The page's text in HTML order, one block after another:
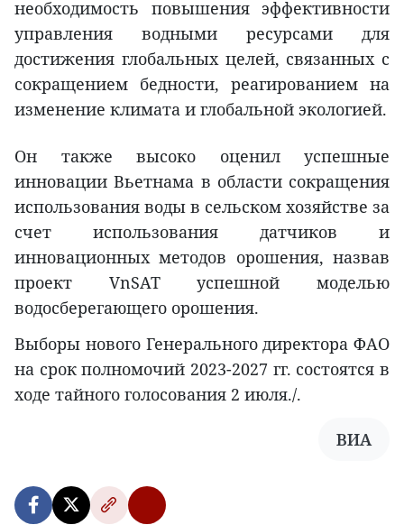
необходимость повышения эффективности
управления водными ресурсами для
достижения глобальных целей, связанных с
сокращением бедности, реагированием на
изменение климата и глобальной экологией.
Он также высоко оценил успешные
инновации Вьетнама в области сокращения
использования воды в сельском хозяйстве за
счет использования датчиков и
инновационных методов орошения, назвав
проект VnSAT успешной моделью
водосберегающего орошения.
Выборы нового Генерального директора ФАО
на срок полномочий 2023-2027 гг. состоятся в
ходе тайного голосования 2 июля./.
ВИА